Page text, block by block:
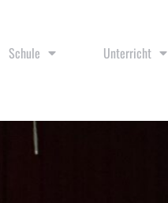
Schule Unterricht